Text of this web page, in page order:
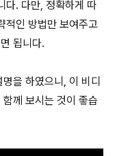
다. 다만, 정확하게 따
적인 방법만 보여주고
됩니다.
을 하였으니, 이 비디
께 보시는 것이 좋습